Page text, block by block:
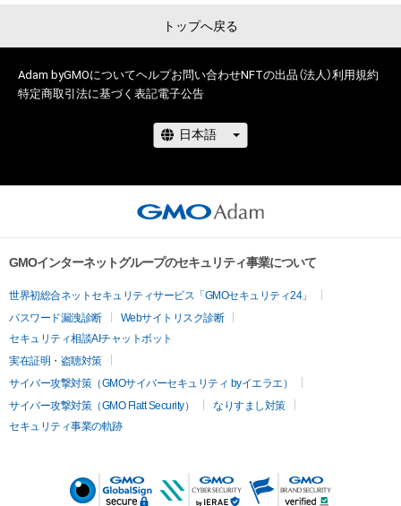
原因で発生したものであっても、本アイテムの著作権を有する
方、著作隣接権の権利者またはその管理委託を受けている者は、
何らの法的責任も負わないものとします。
トップへ戻る
Adam byGMOについてヘルプお問い合わせNFTの出品（法人）利用規約
特定商取引法に基づく表記電子公告
GMOインターネットグループのセキュリティ事業について
世界初総合ネットセキュリティサービス「GMOセキュリティ24」
パスワード漏洩診断
Webサイトリスク診断
セキュリティ相談AIチャットボット
実在証明・盗聴対策
サイバー攻撃対策（GMOサイバーセキュリティ byイエラエ）
サイバー攻撃対策（GMO Flatt Security）
なりすまし対策
セキュリティ事業の軌跡